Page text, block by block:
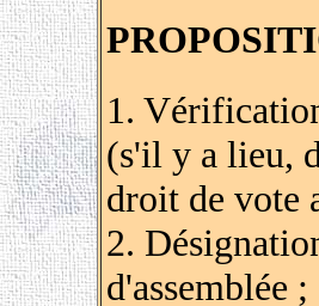
1.
(s'il y a lieu,
droit de vote
2.
d'assemblée ;